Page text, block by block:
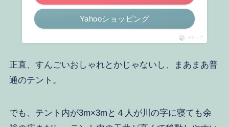
Yahooショッピング
ポチップ
正直、すんごいおしゃれとかじゃないし、まあまあ普
通のテント。
でも、テント内が3m×3mと４人が川の字に寝ても余